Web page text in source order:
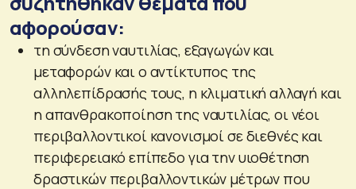
αφορούσαν:
τη σύνδεση ναυτιλίας, εξαγωγών και
μεταφορών και ο αντίκτυπος της
αλληλεπίδρασής τους, η κλιματική αλλαγή και
η απανθρακοποίηση της ναυτιλίας, οι νέοι
περιβαλλοντικοί κανονισμοί σε διεθνές και
περιφερειακό επίπεδο για την υιοθέτηση
δραστικών περιβαλλοντικών μέτρων που